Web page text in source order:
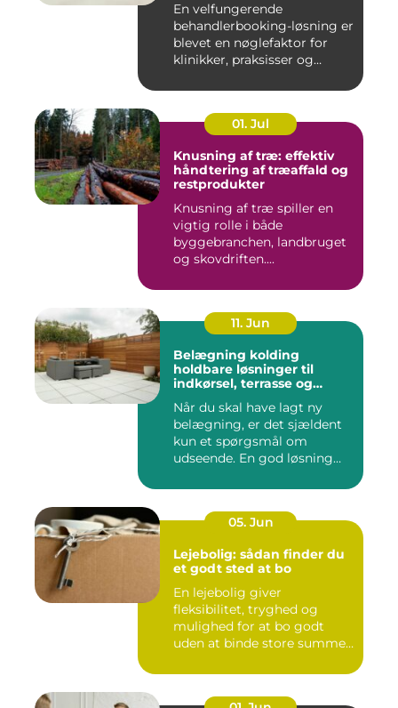
En velfungerende
behandlerbooking-løsning er
blevet en nøglefaktor for
klinikker, praksisser og
01. Jul
Knusning af træ: effektiv
håndtering af træaffald og
restprodukter
Knusning af træ spiller en
vigtig rolle i både
byggebranchen, landbruget
og skovdriften....
11. Jun
Belægning kolding
holdbare løsninger til
indkørsel, terrasse og
Når du skal have lagt ny
belægning, er det sjældent
kun et spørgsmål om
udseende. En god løsning
05. Jun
Lejebolig: sådan finder du
et godt sted at bo
En lejebolig giver
fleksibilitet, tryghed og
mulighed for at bo godt
uden at binde store summer